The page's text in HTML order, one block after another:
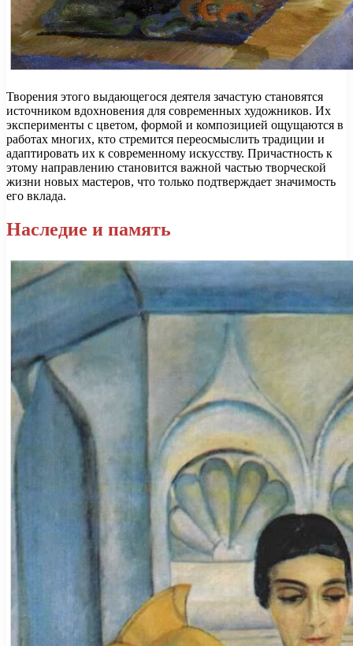
Творения этого выдающегося деятеля зачастую становятся
источником вдохновения для современных художников. Их
эксперименты с цветом, формой и композицией ощущаются в
работах многих, кто стремится переосмыслить традиции и
адаптировать их к современному искусству. Причастность к
этому направлению становится важной частью творческой
жизни новых мастеров, что только подтверждает значимость
его вклада.
Наследие и память